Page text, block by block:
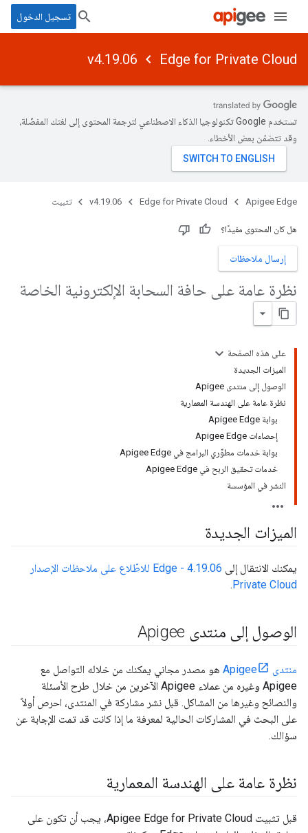
تسجيل الدخول
Edge for Private Cloud
v4.19.06
تستخدم Google تكنولوجيا الذكاء الاصطناعي لترجمة المحتوى إلى لغتك المفضّلة،
وقد تتضمّن بعض الأخطاء.
Apigee Edge
Edge for Private Cloud
v4.19.06 تثبيت
هل كان المحتوى مفيدًا؟
إرسال ملاحظات
نظرة عامة على حافة السحابة الإلكترونية الخاصة
على هذه الصفحة
الميزات الجديدة
الوصول إلى منتدى Apigee
نظرة عامة على الهندسة المعمارية
بوابة Apigee Edge
إحصاءات Apigee Edge
بوابة خدمات مطوِّري البرامج في Apigee Edge
خدمات تحقيق الربح في Apigee Edge
النشر في المؤسسة
الميزات الجديدة
يمكنك الانتقال إلى
4.19.06 - Edge للاطّلاع على ملاحظات الإصدار
Private Cloud
.
الوصول إلى منتدى Apigee
منتدى Apigee
هو مصدر مجاني يمكنك من خلاله التواصل مع
Apigee وغيره من عملاء Apigee الآخرين من خلال طرح الأسئلة
والنصائح وغيرها من المشاكل. قبل نشر مشاركة في المنتدى، احرص أولاً
على البحث في المشاركات الحالية لمعرفة ما إذا كانت قد تمت الإجابة عن
سؤالك.
نظرة عامة على الهندسة المعمارية
قبل تثبيت Apigee Edge for Private Cloud، يجب أن تكون على